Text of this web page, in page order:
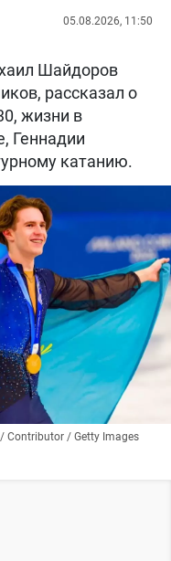
05.08.2026, 11:50
Шайдоров
рассказал о
жизни в
Геннадии
катанию.
/ Getty Images